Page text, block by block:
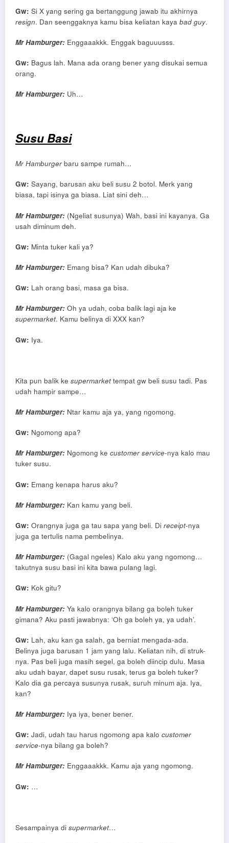
Gw: Si X yang sering ga bertanggung jawab itu akhirnya
resign. Dan seenggaknya kamu bisa keliatan kaya bad guy.
Mr Hamburger: Enggaaakkk. Enggak baguuusss.
Gw: Bagus lah. Mana ada orang bener yang disukai semua
orang.
Mr Hamburger: Uh…
Susu Basi
Mr Hamburger baru sampe rumah…
Gw: Sayang, barusan aku beli susu 2 botol. Merk yang
biasa, tapi isinya ga biasa. Liat sini deh…
Mr Hamburger: (Ngeliat susunya) Wah, basi ini kayanya. Ga
usah diminum deh.
Gw: Minta tuker kali ya?
Mr Hamburger: Emang bisa? Kan udah dibuka?
Gw: Lah orang basi, masa ga bisa.
Mr Hamburger: Oh ya udah, coba balik lagi aja ke
supermarket. Kamu belinya di XXX kan?
Gw: Iya.
Kita pun balik ke supermarkettempat gw beli susu tadi. Pas
udah hampir sampe…
Mr Hamburger: Ntar kamu aja ya, yang ngomong.
Gw: Ngomong apa?
Mr Hamburger: Ngomong ke customer service-nya kalo mau
tuker susu.
Gw: Emang kenapa harus aku?
Mr Hamburger: Kan kamu yang beli.
Gw: Orangnya juga ga tau sapa yang beli. Di receipt-nya
juga ga tertulis nama pembelinya.
Mr Hamburger: (Gagal ngeles) Kalo aku yang ngomong…
takutnya susu basi ini kita bawa pulang lagi.
Gw: Kok gitu?
Mr Hamburger: Ya kalo orangnya bilang ga boleh tuker
gimana? Aku pasti jawabnya: ‘Oh ga boleh ya, ya udah’.
Gw: Lah, aku kan ga salah, ga berniat mengada-ada.
Belinya juga barusan 1 jam yang lalu. Keliatan nih, di struk-
nya. Pas beli juga masih segel, ga boleh diincip dulu. Masa
aku udah bayar, dapet susu rusak, terus ga boleh tuker?
Kalo dia ga percaya susunya rusak, suruh minum aja. Iya,
kan?
Mr Hamburger: Iya iya, bener bener.
Gw: Jadi, udah tau harus ngomong apa kalo customer
service-nya bilang ga boleh?
Mr Hamburger: Enggaaakkk. Kamu aja yang ngomong.
Gw: …
Sesampainya di supermarket…